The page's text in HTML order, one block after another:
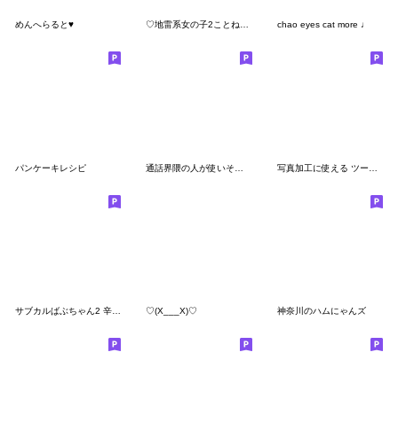
めんへらると♥ ♡地雷系女の子2ことねちゃん♡ chao eyes cat more ♩
パンケーキレシピ
♡(X___X)♡ 神奈川のハムにゃんズ